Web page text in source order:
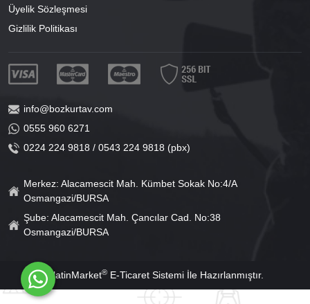
Üyelik Sözleşmesi
Gizlilik Politikası
info@bozkurtav.com
0555 960 6271
0224 224 9818 / 0543 224 9818 (pbx)
Merkez: Alacamescit Mah. Kümbet Sokak No:4/A
Osmangazi/BURSA
Şube: Alacamescit Mah. Çancılar Cad. No:38
Osmangazi/BURSA
PlatinMarket®E-Ticaret Sistemiİle Hazırlanmıştır.